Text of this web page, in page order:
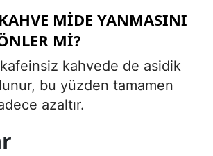
MIDE YANMASINI
MI?
kahvede de asidik
bu yüzden tamamen
azaltır.